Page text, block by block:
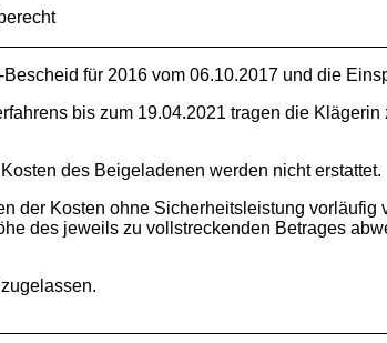
Bescheid für 2016 vom 06.10.2017 und die
bis zum 19.04.2021 tragen die
des Beigeladenen werden nicht erstattet.
der Kosten ohne Sicherheitsleistung
des jeweils zu vollstreckenden Betrages